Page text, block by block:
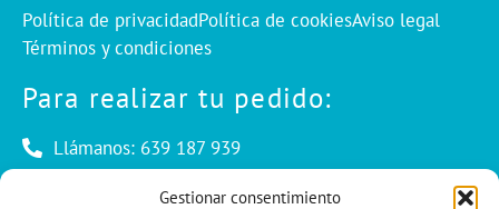
Gestionar consentimiento
Política de privacidadPolítica de cookiesAviso legal
Términos y condiciones
Para realizar tu pedido:
Llámanos: 639 187 939
Envíanos un mail: info@cuentaconello.com